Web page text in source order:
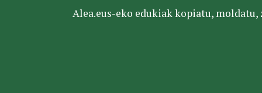
Alea.eus-eko edukiak kopiatu,